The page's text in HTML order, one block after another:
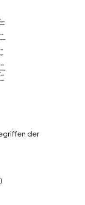
der